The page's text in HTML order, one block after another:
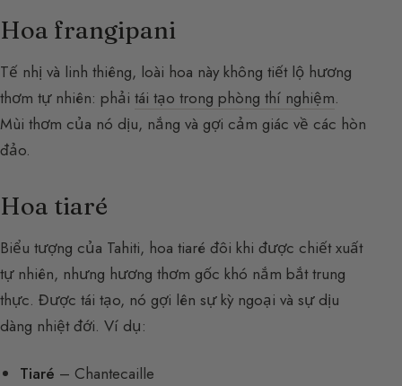
Hoa frangipani
Tế nhị và linh thiêng, loài hoa này không tiết lộ hương
thơm tự nhiên: phải tái tạo trong phòng thí nghiệm.
Mùi thơm của nó dịu, nắng và gợi cảm giác về các hòn
đảo.
Hoa tiaré
Biểu tượng của Tahiti, hoa tiaré đôi khi được chiết xuất
tự nhiên, nhưng hương thơm gốc khó nắm bắt trung
thực. Được tái tạo, nó gợi lên sự kỳ ngoại và sự dịu
dàng nhiệt đới. Ví dụ:
Tiaré – Chantecaille